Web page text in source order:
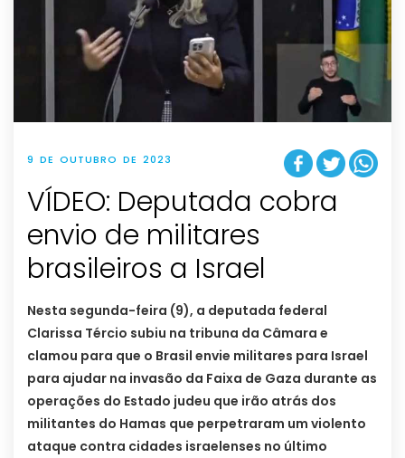
9 DE OUTUBRO DE 2023
VÍDEO: Deputada cobra
envio de militares
brasileiros a Israel
Nesta segunda-feira (9), a deputada federal
Clarissa Tércio subiu na tribuna da Câmara e
clamou para que o Brasil envie militares para Israel
para ajudar na invasão da Faixa de Gaza durante as
operações do Estado judeu que irão atrás dos
militantes do Hamas que perpetraram um violento
ataque contra cidades israelenses no último